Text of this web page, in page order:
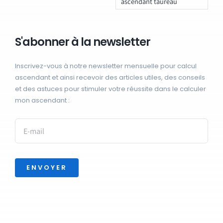
S'abonner à la newsletter
Inscrivez-vous à notre newsletter mensuelle pour calcul
ascendant et ainsi recevoir des articles utiles, des conseils
et des astuces pour stimuler votre réussite dans le calculer
mon ascendant :
ENVOYER